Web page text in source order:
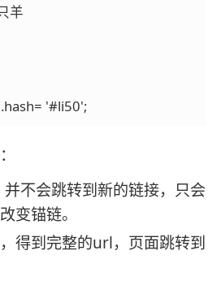
羊
'#li50';
不会跳转到新的链接，只会
变锚链。
得到完整的url，页面跳转到